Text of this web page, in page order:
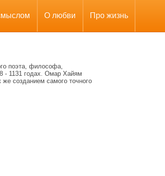
О любви Про жизнь
поэта, философа,
- 1131 годах. Омар Хайям
созданием самого точного